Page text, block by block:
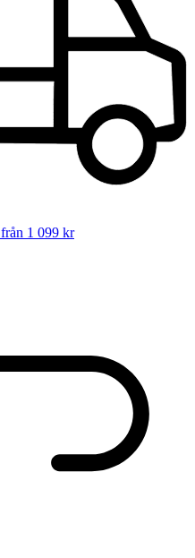
från 1 099 kr